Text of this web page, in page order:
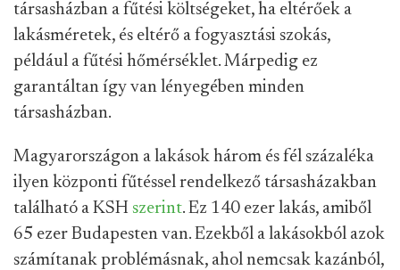
társasházban a fűtési költségeket, ha eltérőek a
lakásméretek, és eltérő a fogyasztási szokás,
például a fűtési hőmérséklet. Márpedig ez
garantáltan így van lényegében minden
társasházban.
Magyarországon a lakások három és fél százaléka
ilyen központi fűtéssel rendelkező társasházakban
található a KSH szerint. Ez 140 ezer lakás, amiből
65 ezer Budapesten van. Ezekből a lakásokból azok
számítanak problémásnak, ahol nemcsak kazánból,